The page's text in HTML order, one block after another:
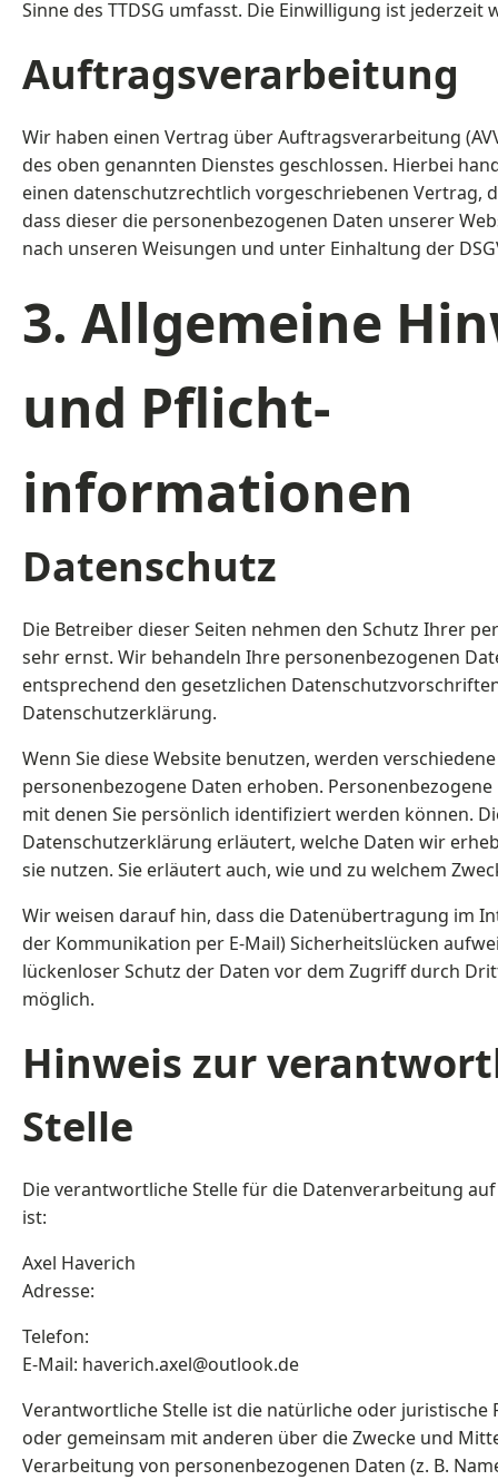
Sinne des TTDSG umfasst. Die Einwilligung ist jederzeit
Auftragsverarbeitung
Wir haben einen Vertrag über Auftragsverarbeitung
des oben genannten Dienstes geschlossen. Hierbei
einen datenschutzrechtlich vorgeschriebenen Vertrag,
dass dieser die personenbezogenen Daten unserer
nach unseren Weisungen und unter Einhaltung der
3. Allgemeine
und Pflicht­
informationen
Datenschutz
Die Betreiber dieser Seiten nehmen den Schutz Ihrer
sehr ernst. Wir behandeln Ihre personenbezogenen
entsprechend den gesetzlichen
Datenschutzerklärung.
Wenn Sie diese Website benutzen, werden verschiedene
personenbezogene Daten erhoben.
mit denen Sie persönlich identifiziert werden können.
Datenschutzerklärung erläutert, welche Daten wir
sie nutzen. Sie erläutert auch, wie und zu welchem
Wir weisen darauf hin, dass die Datenübertragung im
der Kommunikation per E-Mail) Sicherheitslücken
lückenloser Schutz der Daten vor dem Zugriff durch
möglich.
Hinweis zur
Stelle
Die verantwortliche Stelle für die Datenverarbeitung
ist:
Axel Haverich
Adresse:
Telefon:
E-Mail: haverich.axel@outlook.de
Verantwortliche Stelle ist die natürliche oder juristische
oder gemeinsam mit anderen über die Zwecke und
Verarbeitung von personenbezogenen Daten (z. B.